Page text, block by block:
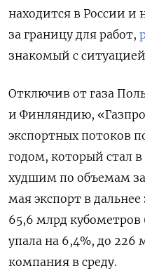
находится в России и
за границу для работ,
знакомый с
Отключив от газа
и Финляндию,
экспортных потоков
годом, который стал
худшим по объемам
мая экспорт в
65,6 млрд кубометров
упала на 6,4%, до 226
компания в среду.